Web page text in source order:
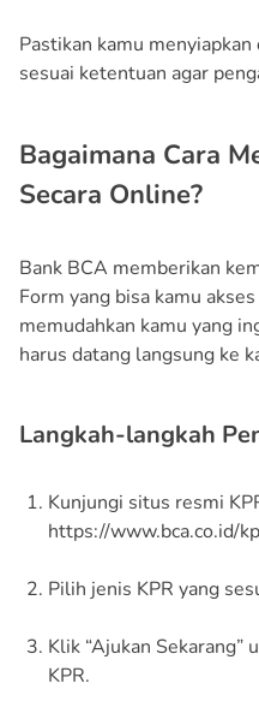
Pastikan kamu
sesuai ketentuan agar
Bagaimana Cara
Secara Online?
Bank BCA memberikan
Form yang bisa kamu
memudahkan kamu yang
harus datang langsung ke
Langkah-langkah
Kunjungi situs resmi
https://www.bca.co.id/
Pilih jenis KPR yang
Klik “Ajukan Sekarang”
KPR.